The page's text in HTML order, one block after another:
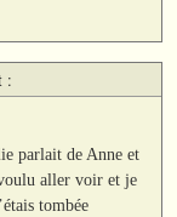
:
parlait de Anne et
aller voir et je
tombée